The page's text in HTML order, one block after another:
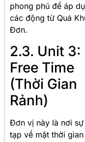
phong phú để áp
các động từ Quá
Đơn.
2.3. Unit 3:
Free Time
(Thời Gian
Rảnh)
Đơn vị này là nơi
tạp về mặt thời